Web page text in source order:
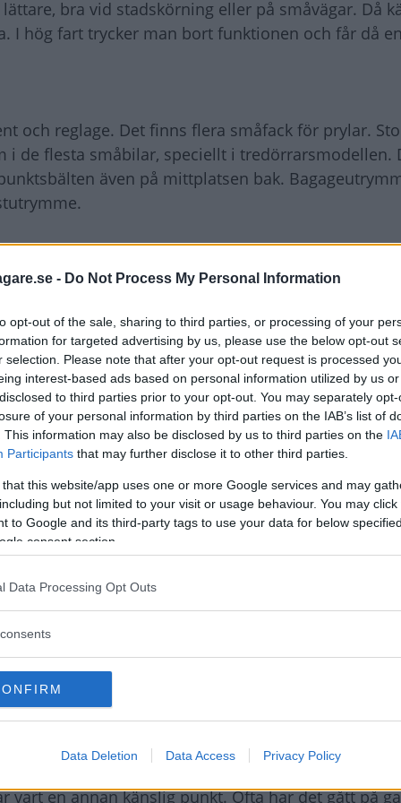
- Do Not Process My Personal Information
opt-out of the sale, sharing to third parties, or processing of your
for targeted advertising by us, please use the below opt-out
selection. Please note that after your opt-out request is processed
interest-based ads based on personal information utilized by us
to third parties prior to your opt-out. You may separately
of your personal information by third parties on the IAB’s list of
This information may also be disclosed by us to third parties on the
Participants that may further disclose it to other third parties.
that this website/app uses one or more Google services and may
but not limited to your visit or usage behaviour. You may
to Google and its third-party tags to use your data for below
consent section.
Data Processing Opt Outs
Data Deletion Data Access Privacy Policy
bra vid stadskörning eller på småvägar. Då
I hög fart trycker man bort funktionen och får då
och reglage. Det finns flera småfack för prylar.
i de flesta småbilar, speciellt i tredörrarsmodellen.
även på mittplatsen bak.
i krockbetyg av EuroNCAP. Den andra
Ett godkänt betyg för en småbil, speciellt som
var den första Fiat som på allvar konstruerades
i besiktningen, generation två är ungefär som
vanligt på bilar som inte körs så ofta.
sitter trumbromsar som inte slits lika fort.
anmärker på. Det kostar 1 000-2 000 kr att byta.
märks lättast genom att däcken slits snett eller att
men är ändå ganska nöjda. De är dock missnöjda
fjädrar samt trasig stolvärme. Trasiga
det brukar vara dyrt att åtgärda.
på 60 hk-motorn. En reparation kostar ofta
vart en annan känslig punkt. Ofta har det gått på